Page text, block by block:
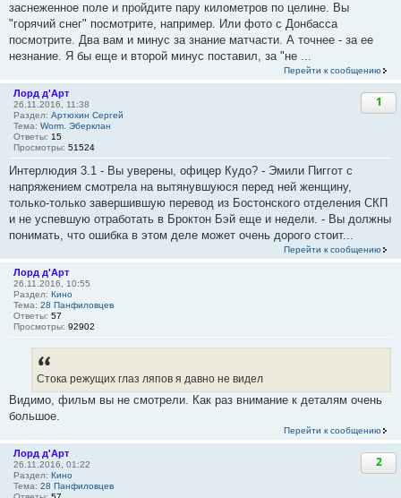
заснеженное поле и пройдите пару километров по целине. Вы
"горячий снег" посмотрите, например. Или фото с Донбасса
посмотрите. Два вам и минус за знание матчасти. А точнее - за ее
незнание. Я бы еще и второй минус поставил, за "не ...
Перейти к сообщению
Лорд д'Арт
26.11.2016, 11:38
Раздел: Артюхин Сергей
Тема: Worm. Эберклан
Ответы: 15
Просмотры: 51524
1
Интерлюдия 3.1 - Вы уверены, офицер Кудо? - Эмили Пиггот с
напряжением смотрела на вытянувшуюся перед ней женщину,
только-только завершившую перевод из Бостонского отделения СКП
и не успевшую отработать в Броктон Бэй еще и недели. - Вы должны
понимать, что ошибка в этом деле может очень дорого стоит...
Перейти к сообщению
Лорд д'Арт
26.11.2016, 10:55
Раздел: Кино
Тема: 28 Панфиловцев
Ответы: 57
Просмотры: 92902
Стока режущих глаз ляпов я давно не видел
Видимо, фильм вы не смотрели. Как раз внимание к деталям очень
большое.
Перейти к сообщению
Лорд д'Арт
26.11.2016, 01:22
Раздел: Кино
Тема: 28 Панфиловцев
2